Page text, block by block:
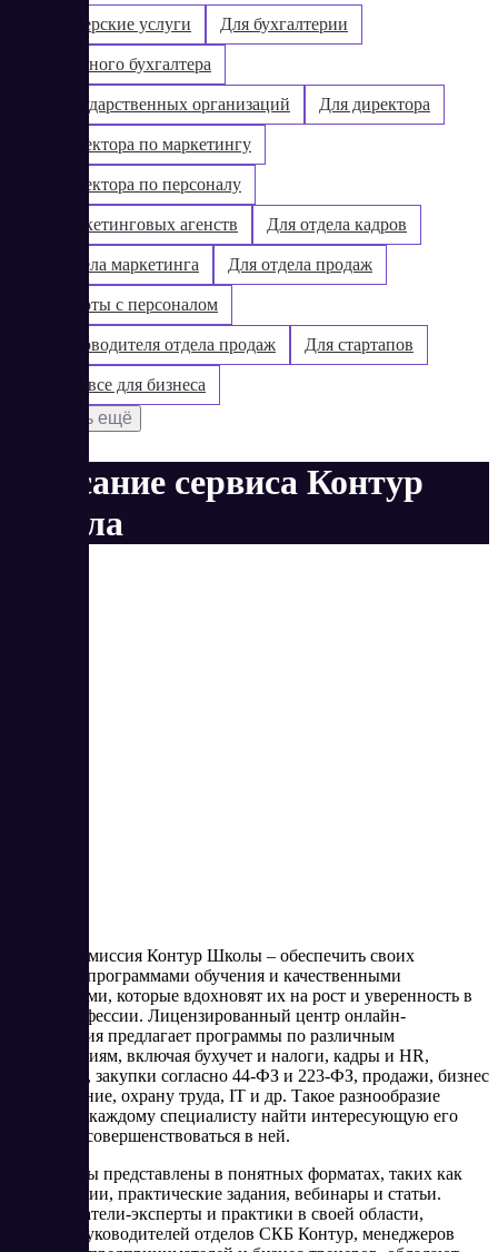
Бухгалтерские услуги Для бухгалтерии
Для главного бухгалтера
Для государственных организаций Для директора
Для директора по маркетингу
Для директора по персоналу
Для маркетинговых агенств Для отдела кадров
Для отдела маркетинга Для отдела продаж
Для работы с персоналом
Для руководителя отдела продаж Для стартапов
Контур: все для бизнеса
Показать ещё
Описание сервиса Контур
Школа
Основная миссия Контур Школы – обеспечить своих
учащихся программами обучения и качественными
материалами, которые вдохновят их на рост и уверенность в
своей профессии. Лицензированный центр онлайн-
образования предлагает программы по различным
направлениям, включая бухучет и налоги, кадры и HR,
маркетинг, закупки согласно 44-ФЗ и 223-ФЗ, продажи, бизнес
и управление, охрану труда, IT и др. Такое разнообразие
позволяет каждому специалисту найти интересующую его
область и совершенствоваться в ней.
Программы представлены в понятных форматах, таких как
видеолекции, практические задания, вебинары и статьи.
Преподаватели-эксперты и практики в своей области,
включая руководителей отделов СКБ Контур, менеджеров